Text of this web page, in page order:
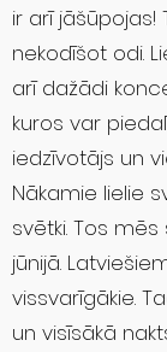
ir arī jāšūpojas!
nekodīšot odi.
arī dažādi
kuros var
iedzīvotājs un
Nākamie lielie
svētki. Tos mēs
jūnijā.
vissvarīgākie.
un visīsākā